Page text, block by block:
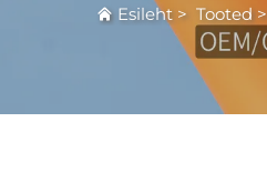
Esileht > Tooted>